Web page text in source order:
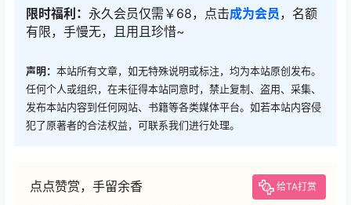
限时福利： 永久会员仅需￥68，点击成为会员 ，名额
有限，手慢无，且用且珍惜~
声明： 本站所有文章，如无特殊说明或标注，均为本站原创发布。
任何个人或组织，在未征得本站同意时，禁止复制、盗用、采集、
发布本站内容到任何网站、书籍等各类媒体平台。如若本站内容侵
犯了原著者的合法权益，可联系我们进行处理。
点点赞赏，手留余香 给TA打赏